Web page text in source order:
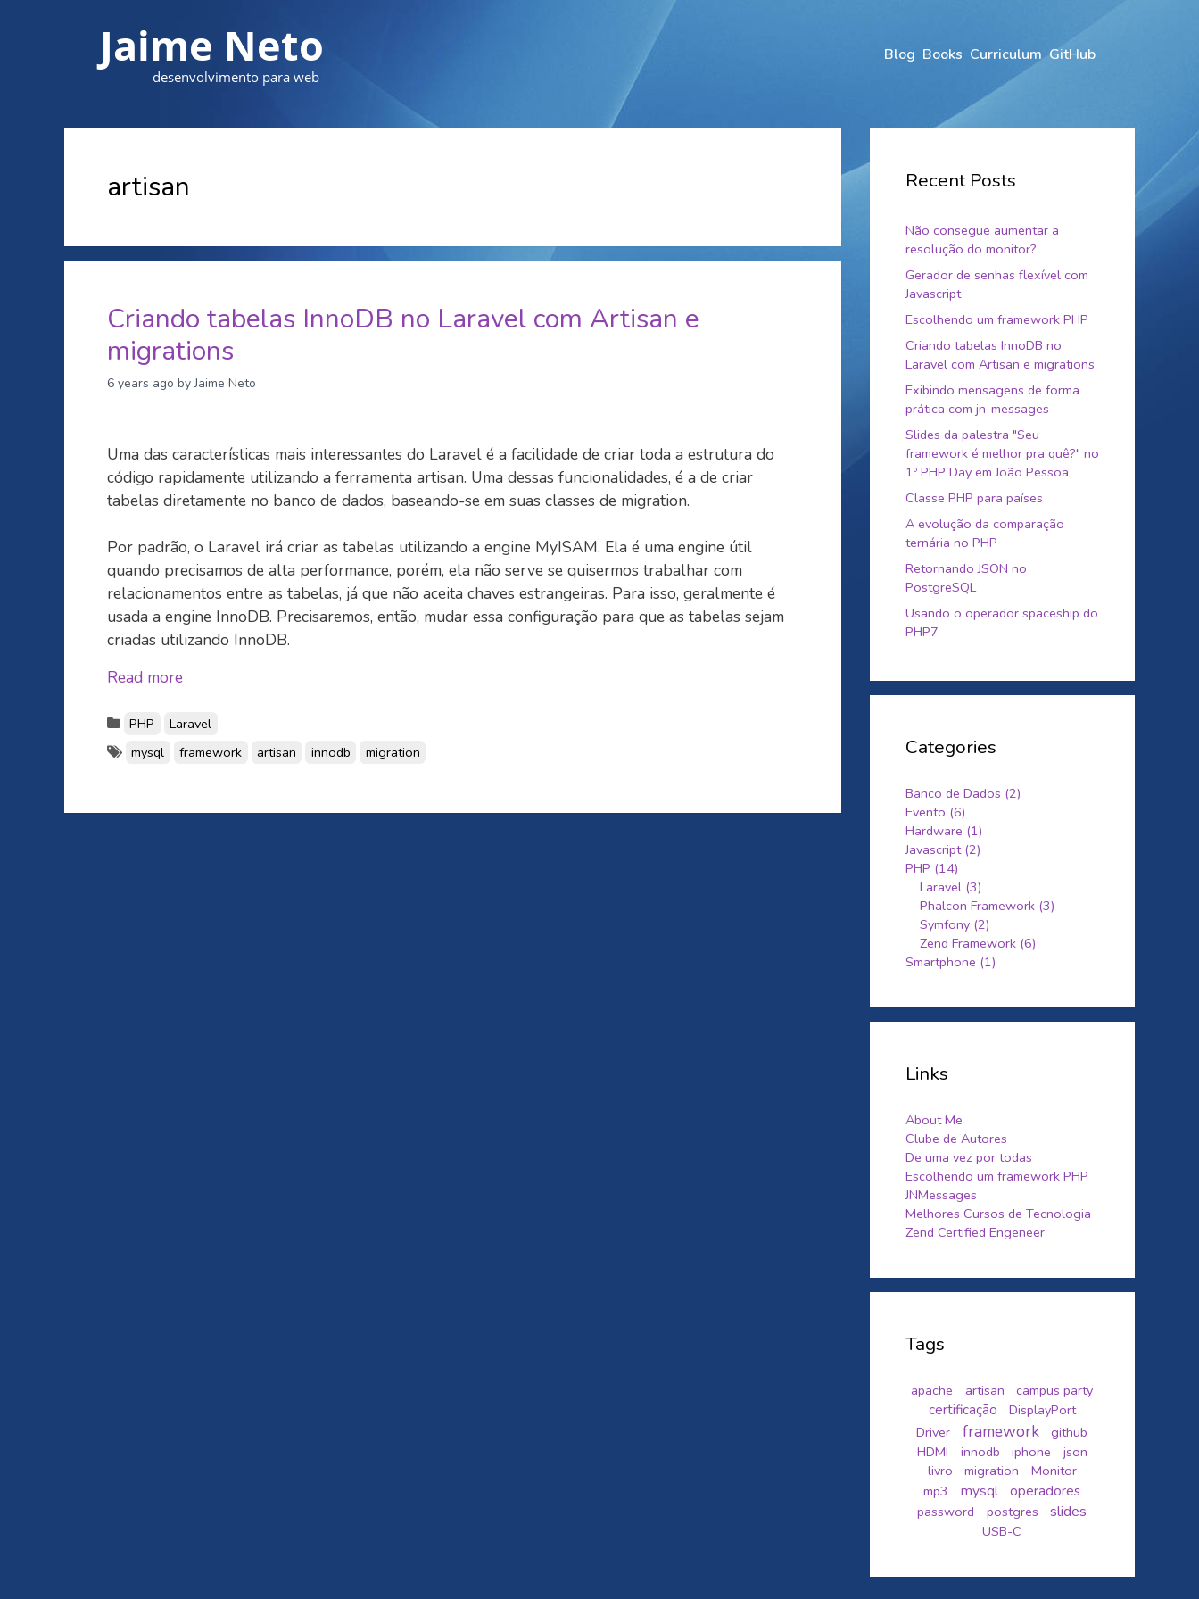
Jaime Neto
desenvolvimento para web
Blog Books Curriculum GitHub
artisan
Criando tabelas InnoDB no Laravel com Artisan e
migrations
6 years ago by Jaime Neto
Uma das características mais interessantes do Laravel é a facilidade de criar toda a estrutura do
código rapidamente utilizando a ferramenta artisan. Uma dessas funcionalidades, é a de criar
tabelas diretamente no banco de dados, baseando-se em suas classes de migration.
Por padrão, o Laravel irá criar as tabelas utilizando a engine MyISAM. Ela é uma engine útil
quando precisamos de alta performance, porém, ela não serve se quisermos trabalhar com
relacionamentos entre as tabelas, já que não aceita chaves estrangeiras. Para isso, geralmente é
usada a engine InnoDB. Precisaremos, então, mudar essa configuração para que as tabelas sejam
criadas utilizando InnoDB.
Read more
PHP
Laravel
mysql
framework artisan innodb migration
Recent Posts
Não consegue aumentar a
resolução do monitor?
Gerador de senhas flexível com
Javascript
Escolhendo um framework PHP
Criando tabelas InnoDB no
Laravel com Artisan e migrations
Exibindo mensagens de forma
prática com jn-messages
Slides da palestra "Seu
framework é melhor pra quê?" no
1º PHP Day em João Pessoa
Classe PHP para países
A evolução da comparação
ternária no PHP
Retornando JSON no
PostgreSQL
Usando o operador spaceship do
PHP7
Categories
Banco de Dados (2)
Evento (6)
Hardware (1)
Javascript (2)
PHP (14)
Laravel (3)
Phalcon Framework (3)
Symfony (2)
Zend Framework (6)
Smartphone (1)
Links
About Me
Clube de Autores
De uma vez por todas
Escolhendo um framework PHP
JNMessages
Melhores Cursos de Tecnologia
Zend Certified Engeneer
Tags
apache artisan
campus party
certificação
DisplayPort
Driver
framework
github
HDMI
innodb iphone
json
livro
migration
Monitor
mp3
mysql
operadores
password
postgres slides
USB-C